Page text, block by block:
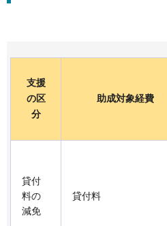
支援
の区
分
助成対象経費
貸付
料の
減免
貸付料